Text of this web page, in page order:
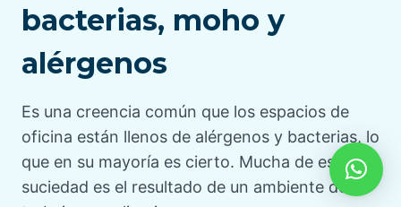
bacterias, moho y
alérgenos
Es una creencia común que los espacios de
oficina están llenos de alérgenos y bacterias, lo
que en su mayoría es cierto. Mucha de esta
suciedad es el resultado de un ambiente de